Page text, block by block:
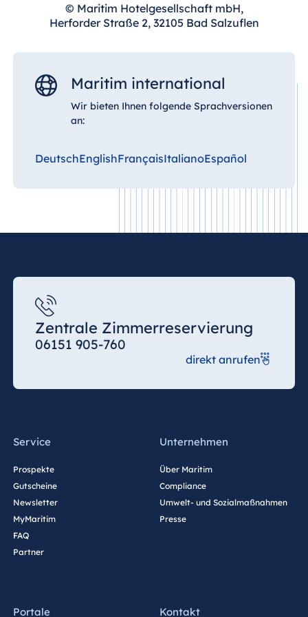
© Maritim Hotelgesellschaft mbH,
Herforder Straße 2, 32105 Bad Salzuflen
Maritim international
Wir bieten Ihnen folgende Sprachversionen
an:
DeutschEnglishFrançaisItalianoEspañol
Zentrale Zimmerreservierung
06151 905-760
direkt anrufen
Service
Prospekte
Gutscheine
Newsletter
MyMaritim
FAQ
Partner
Unternehmen
Über Maritim
Compliance
Umwelt- und Sozialmaßnahmen
Presse
Portale Kontakt